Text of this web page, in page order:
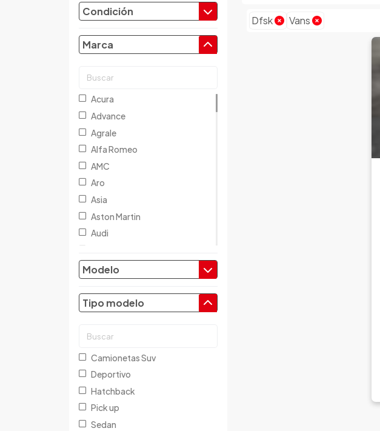
Condición
Marca
Acura
Advance
Agrale
Alfa Romeo
AMC
Aro
Asia
Aston Martin
Audi
Baic
Bentley
Brilliance
Modelo
Tipo modelo
Camionetas Suv
Deportivo
Hatchback
Pick up
Sedan
Dfsk Vans